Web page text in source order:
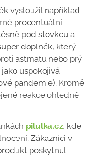
vysloužil například
procentuální
pod stovkou a
doplněk, který
astmatu nebo prý
uspokojivá
pandemie). Kromě
reakce ohledně
pilulka.cz, kde
Zákazníci v
poskytnul